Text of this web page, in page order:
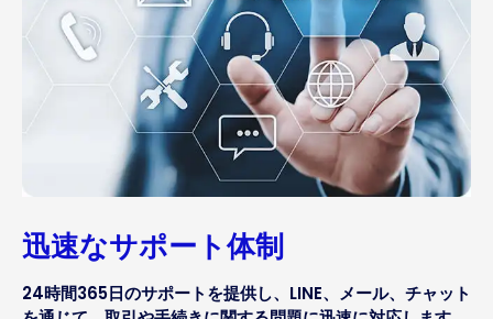
迅速なサポート体制
24時間365日のサポートを提供し、LINE、メール、チャット